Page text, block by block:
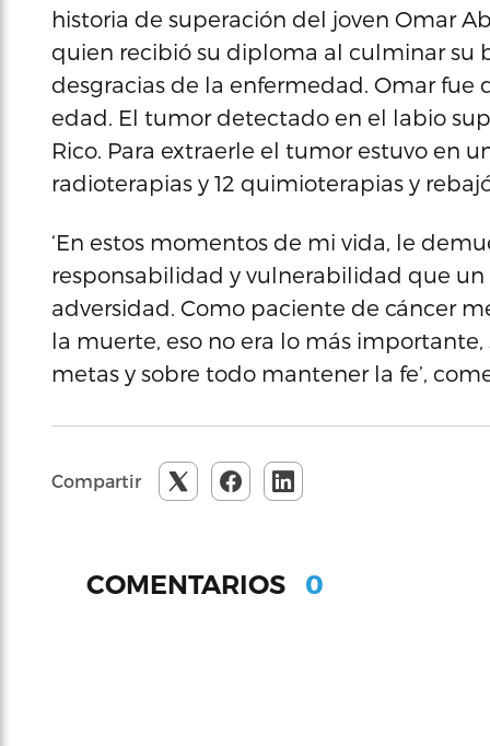
historia de superación del joven Omar
quien recibió su diploma al culminar su
desgracias de la enfermedad. Omar fue
edad. El tumor detectado en el labio
Rico. Para extraerle el tumor estuvo en
radioterapias y 12 quimioterapias y
‘En estos momentos de mi vida, le
responsabilidad y vulnerabilidad que
adversidad. Como paciente de cáncer
la muerte, eso no era lo más
metas y sobre todo mantener la fe’,
Compartir
COMENTARIOS 0